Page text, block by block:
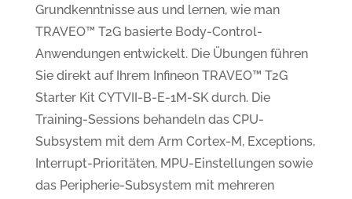
Grundkenntnisse aus und lernen, wie man
TRAVEO™ T2G basierte Body-Control-
Anwendungen entwickelt. Die Übungen führen
Sie direkt auf Ihrem Infineon TRAVEO™ T2G
Starter Kit CYTVII-B-E-1M-SK durch. Die
Training-Sessions behandeln das CPU-
Subsystem mit dem Arm Cortex-M, Exceptions,
Interrupt-Prioritäten, MPU-Einstellungen sowie
das Peripherie-Subsystem mit mehreren